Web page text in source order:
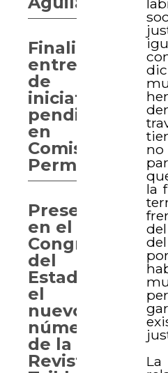
no
la
Finalizan
entrega
de
iniciativas
pendientes
en
Comisiones
Permanentes
Presentan
en el
Congreso
del
Estado
el
nuevo
número
de la
Revista